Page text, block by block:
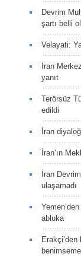
Devrim
şartı belli
Velayati:
İran
yanıt
Terörsüz
edildi
İran
İran’ın
İran
ulaşamadı
abluka